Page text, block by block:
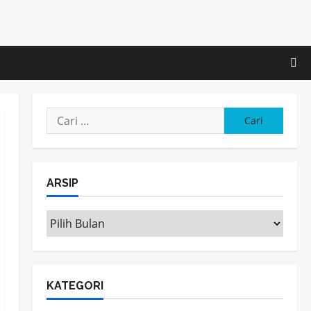
Cari
untuk:
ARSIP
ARSIP
KATEGORI